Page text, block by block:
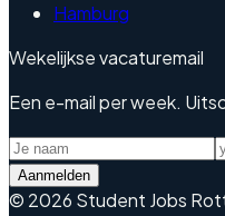
Hamburg
Wekelijkse vacaturemail
Een e-mail per week.
Aanmelden
© 2026 Student Jobs